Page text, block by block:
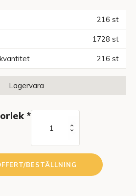
216 st
1728 st
216 st
Lagervara
*
ml
mängd
BESTÄLLNING